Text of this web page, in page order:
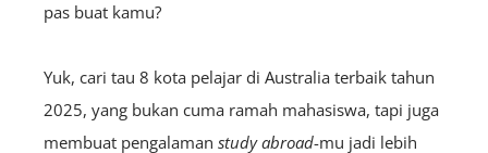
pas buat kamu?
Yuk, cari tau 8 kota pelajar di Australia terbaik tahun
2025, yang bukan cuma ramah mahasiswa, tapi juga
membuat pengalaman study abroad-mu jadi lebih